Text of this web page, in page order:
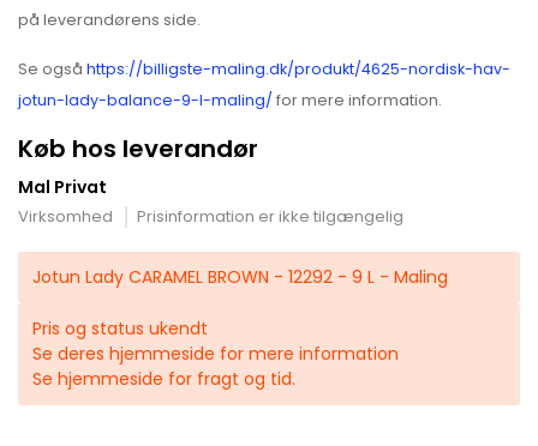
på leverandørens side.
Se også https://billigste-maling.dk/produkt/4625-nordisk-hav-
jotun-lady-balance-9-l-maling/ for mere information.
Køb hos leverandør
Mal Privat
Virksomhed Prisinformation er ikke tilgængelig
Jotun Lady CARAMEL BROWN - 12292 - 9 L - Maling
Pris og status ukendt
Se deres hjemmeside for mere information
Se hjemmeside for fragt og tid.